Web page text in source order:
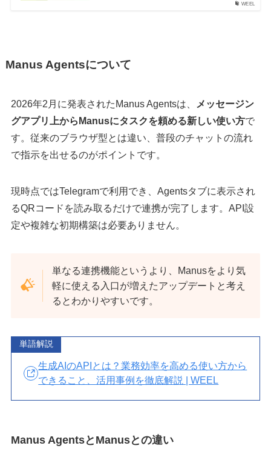
WEEL
Manus Agentsについて
2026年2月に発表されたManus Agentsは、
メッセージン
グアプリ上からManusにタスクを頼める新しい使い方で
す。従来のブラウザ型とは違い、普段のチャットの流れ
で指示を出せるのがポイントです。
現時点ではTelegramで利用でき、Agentsタブに表示され
るQRコードを読み取るだけで連携が完了します。API設
定や複雑な初期構築は必要ありません。
単なる連携機能というより、Manusをより気
軽に使える入口が増えたアップデートと考え
るとわかりやすいです。
単語解説
生成AIのAPIとは？業務効率を高める使い方から
できること、活用事例を徹底解説 | WEEL
Manus AgentsとManusとの違い